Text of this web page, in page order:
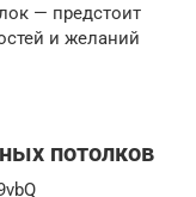
— предстоит
и желаний
потолков